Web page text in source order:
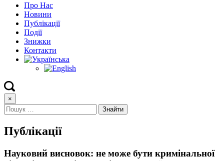
Про Нас
Новини
Публікації
Події
Знижки
Контакти
×
Публікації
Науковий висновок: не може бути кримінальної